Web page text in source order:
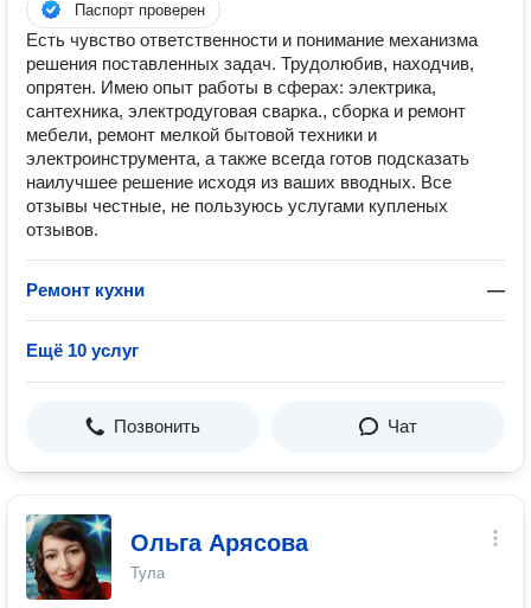
Паспорт проверен
Есть чувство ответственности и понимание механизма
решения поставленных задач. Трудолюбив, находчив,
опрятен. Имею опыт работы в сферах: электрика,
сантехника, электродуговая сварка., сборка и ремонт
мебели, ремонт мелкой бытовой техники и
электроинструмента, а также всегда готов подсказать
наилучшее решение исходя из ваших вводных. Все
отзывы честные, не пользуюсь услугами купленых
отзывов.
Ремонт кухни —
Ещё 10 услуг
Позвонить Чат
Ольга Арясова
Тула